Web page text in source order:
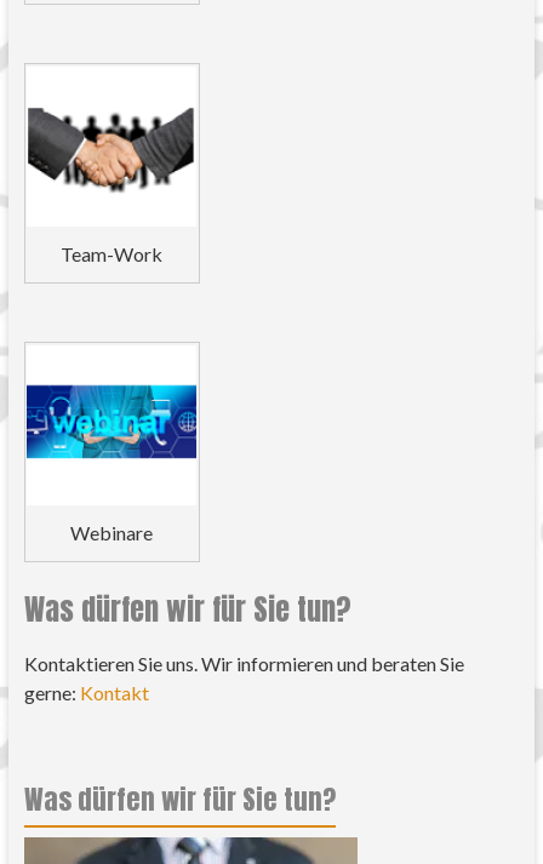
Team-Work
Webinare
Was dürfen wir für Sie tun?
Kontaktieren Sie uns. Wir informieren und beraten Sie
gerne: Kontakt
Was dürfen wir für Sie tun?